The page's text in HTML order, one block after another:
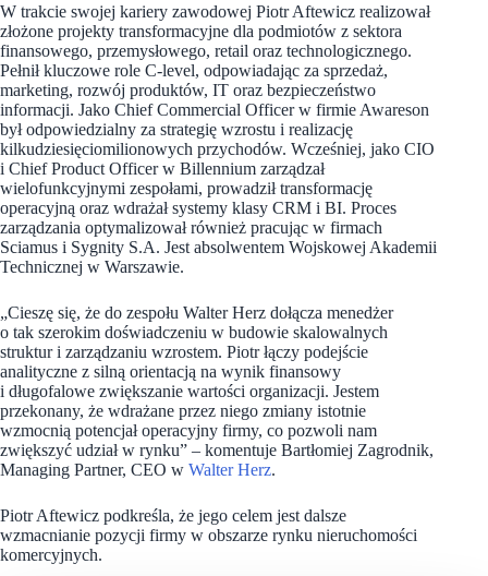
W trakcie swojej kariery zawodowej Piotr Aftewicz realizował
złożone projekty transformacyjne dla podmiotów z sektora
finansowego, przemysłowego, retail oraz technologicznego.
Pełnił kluczowe role C-level, odpowiadając za sprzedaż,
marketing, rozwój produktów, IT oraz bezpieczeństwo
informacji. Jako Chief Commercial Officer w firmie Awareson
był odpowiedzialny za strategię wzrostu i realizację
kilkudziesięciomilionowych przychodów. Wcześniej, jako CIO
i Chief Product Officer w Billennium zarządzał
wielofunkcyjnymi zespołami, prowadził transformację
operacyjną oraz wdrażał systemy klasy CRM i BI. Proces
zarządzania optymalizował również pracując w firmach
Sciamus i Sygnity S.A. Jest absolwentem Wojskowej Akademii
Technicznej w Warszawie.
„Cieszę się, że do zespołu Walter Herz dołącza menedżer
o tak szerokim doświadczeniu w budowie skalowalnych
struktur i zarządzaniu wzrostem. Piotr łączy podejście
analityczne z silną orientacją na wynik finansowy
i długofalowe zwiększanie wartości organizacji. Jestem
przekonany, że wdrażane przez niego zmiany istotnie
wzmocnią potencjał operacyjny firmy, co pozwoli nam
zwiększyć udział w rynku” – komentuje Bartłomiej Zagrodnik,
Managing Partner, CEO w Walter Herz.
Piotr Aftewicz podkreśla, że jego celem jest dalsze
wzmacnianie pozycji firmy w obszarze rynku nieruchomości
komercyjnych.